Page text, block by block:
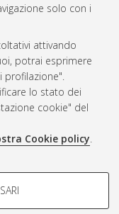
solo con i
attivando
potrai esprimere
profilazione".
lo stato dei
cookie" del
Cookie policy.